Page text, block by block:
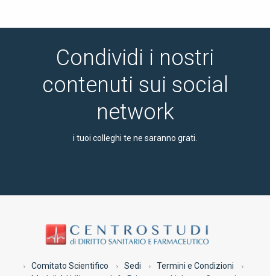
Condividi i nostri
contenuti sui social
network
i tuoi colleghi te ne saranno grati.
Comitato Scientifico Sedi
Termini e Condizioni